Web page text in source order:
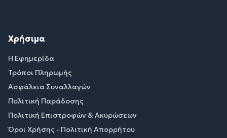
Χρήσιμα
Η Εφημερίδα
Τρόποι Πληρωμής
Ασφάλεια Συναλλαγών
Πολιτική Παράδοσης
Πολιτική Επιστροφών & Ακυρώσεων
Όροι Χρήσης - Πολιτική Απορρήτου